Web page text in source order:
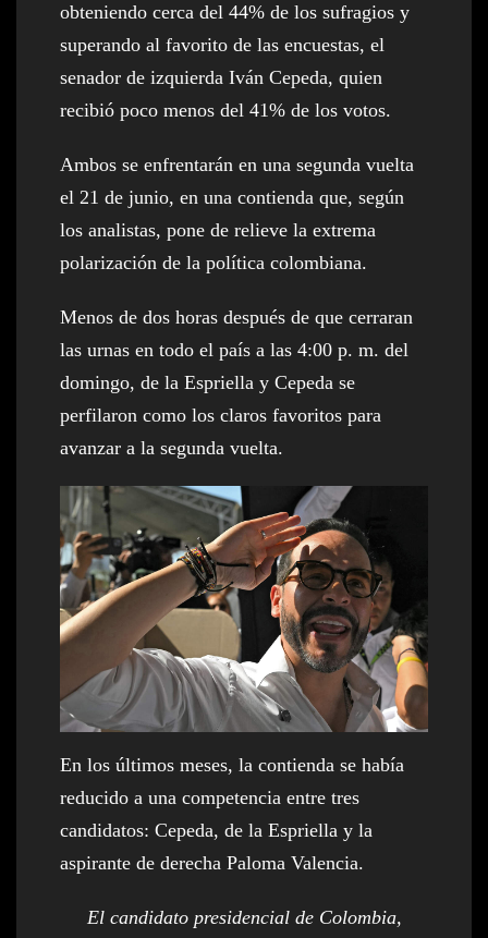
obteniendo cerca del 44% de los sufragios y
superando al favorito de las encuestas, el
senador de izquierda Iván Cepeda, quien
recibió poco menos del 41% de los votos.
Ambos se enfrentarán en una segunda vuelta
el 21 de junio, en una contienda que, según
los analistas, pone de relieve la extrema
polarización de la política colombiana.
Menos de dos horas después de que cerraran
las urnas en todo el país a las 4:00 p. m. del
domingo, de la Espriella y Cepeda se
perfilaron como los claros favoritos para
avanzar a la segunda vuelta.
En los últimos meses, la contienda se había
reducido a una competencia entre tres
candidatos: Cepeda, de la Espriella y la
aspirante de derecha Paloma Valencia.
El candidato presidencial de Colombia,